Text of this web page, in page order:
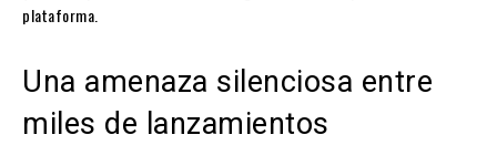
plataforma.
Una amenaza silenciosa entre
miles de lanzamientos